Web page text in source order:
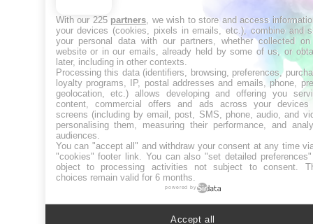
With our 225 partners , we wish to store and access
your devices (cookies, pixels in emails, etc.), combine and
your personal data with our partners, whether collected
website or in our emails, already held by some of us, or
later, including in other contexts.
Processing this data (identifiers, browsing, preferences,
loyalty programs, IP, postal addresses and emails, phone,
geolocation, etc.) allows developing and offering you
content, commercial offers and ads across your devices
screens (including by email, post, SMS, phone, audio, and
personalising them, measuring their performance, and
audiences.
You can "accept all" and withdraw your consent at any time
"cookies" footer link . You can also "set detailed
object to processing activities not subject to consent.
choices remain valid for 6 months.
powered by
Accept all